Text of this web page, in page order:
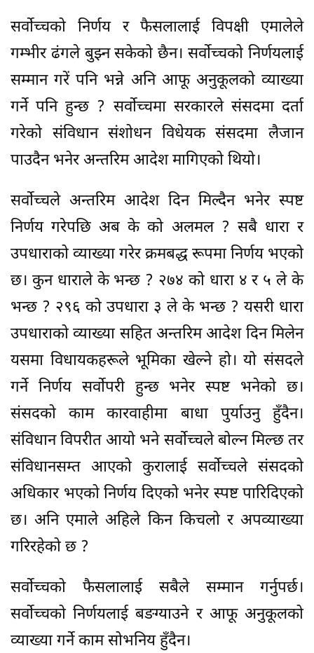
सर्वोच्चको निर्णय र फैसलालाई विपक्षी एमालेले
गम्भीर ढंगले बुझ्न सकेको छैन। सर्वोच्चको निर्णयलाई
सम्मान गरें पनि भन्ने अनि आफू अनुकूलको व्याख्या
गर्ने पनि हुन्छ ? सर्वोच्चमा सरकारले संसदमा दर्ता
गरेको संविधान संशोधन विधेयक संसदमा लैजान
पाउदैन भनेर अन्तरिम आदेश मागिएको थियो।
सर्वोच्चले अन्तरिम आदेश दिन मिल्दैन भनेर स्पष्ट
निर्णय गरेपछि अब के को अलमल ? सबै धारा र
उपधाराको व्याख्या गरेर क्रमबद्ध रूपमा निर्णय भएको
छ। कुन धाराले के भन्छ ? २७४ को धारा ४ र ५ ले के
भन्छ ? २९६ को उपधारा ३ ले के भन्छ ? यसरी धारा
उपधाराको व्याख्या सहित अन्तरिम आदेश दिन मिलेन
यसमा विधायकहरूले भूमिका खेल्ने हो। यो संसदले
गर्ने निर्णय सर्वोपरी हुन्छ भनेर स्पष्ट भनेको छ।
संसदको काम कारवाहीमा बाधा पुर्याउनु हुँदैन।
संविधान विपरीत आयो भने सर्वोच्चले बोल्न मिल्छ तर
संविधानसम्त आएको कुरालाई सर्वोच्चले संसदको
अधिकार भएको निर्णय दिएको भनेर स्पष्ट पारिदिएको
छ। अनि एमाले अहिले किन किचलो र अपव्याख्या
गरिरहेको छ ?
सर्वोच्चको फैसलालाई सबैले सम्मान गर्नुपर्छ।
सर्वोच्चको निर्णयलाई बङग्याउने र आफू अनुकूलको
व्याख्या गर्ने काम सोभनिय हुँदैन।